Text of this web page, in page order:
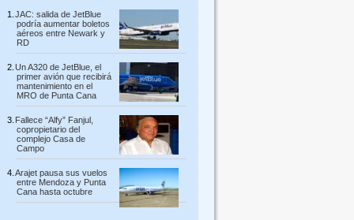
JAC: salida de JetBlue
podría aumentar boletos
aéreos entre Newark y
RD
Un A320 de JetBlue, el
primer avión que recibirá
mantenimiento en el
MRO de Punta Cana
Fallece “Alfy” Fanjul,
copropietario del
complejo Casa de
Campo
Arajet pausa sus vuelos
entre Mendoza y Punta
Cana hasta octubre